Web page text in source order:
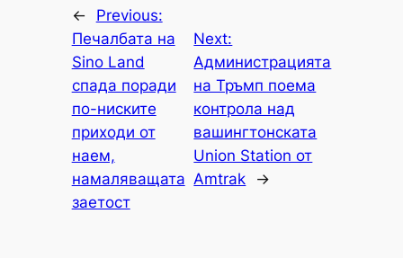
←
Previous:
Печалбата на
Sino Land
спада поради
по-ниските
приходи от
наем,
намаляващата
заетост
Next:
Администрацията
на Тръмп поема
контрола над
вашингтонската
Union Station от
Amtrak
→